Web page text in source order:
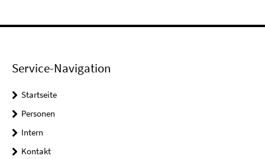
Service-Navigation
Startseite
Personen
Intern
Kontakt